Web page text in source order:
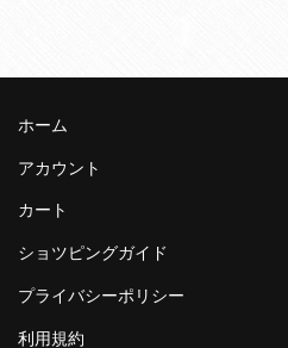
ホーム
アカウント
カート
ショツピングガイド
プライバシーポリシー
利用規約